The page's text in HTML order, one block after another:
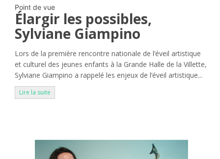
Point de vue
Élargir les possibles,
Sylviane Giampino
Lors de la première rencontre nationale de l’éveil artistique
et culturel des jeunes enfants à la Grande Halle de la Villette,
Sylviane Giampino a rappelé les enjeux de l’éveil artistique...
Lire la suite